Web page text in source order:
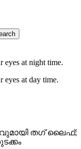
eyes at night time.
eyes at day time.
തഗ് ലൈഫ്;